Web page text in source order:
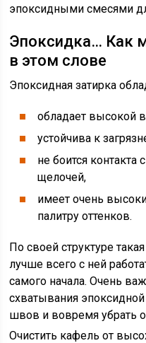
эпоксидными смесями
Эпоксидка… Как
в этом слове
Эпоксидная затирка
обладает высокой
устойчива к
не боится
щелочей,
имеет очень
палитру оттенков.
По своей структуре
лучше всего с ней
самого начала. Очень
схватывания
швов и вовремя убрать
Очистить кафель от